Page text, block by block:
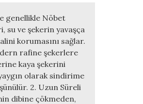
genellikle Nöbet
su ve şekerin yavaşça
korumasını sağlar.
rafine şekerlere
kaya şekerini
olarak sindirime
2. Uzun Süreli
dibine çökmeden,